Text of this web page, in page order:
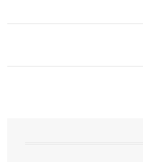
الهندسية التي ارتبطت
الشام ومصر خاصة، حيث يحرص
في الواجهات